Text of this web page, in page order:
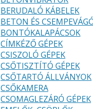
BERUDALÓ KÁBELEK
BETON ÉS
BONTÓKALAPÁCSOK
CÍMKÉZŐ GÉPEK
CSISZOLÓ GÉPEK
CSŐTISZTÍTÓ GÉPEK
CSŐTARTÓ ÁLLVÁNYOK
CSŐKAMERA
CSOMAGLEZÁRÓ GÉPEK